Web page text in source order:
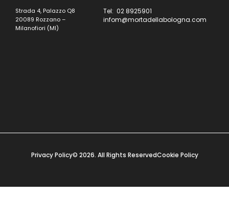
Strada 4, Palazzo Q8
20089 Rozzano –
Milanofiori (MI)
Tel: 02 8925901
infom@mortadellabologna.com
Privacy Policy© 2026. All Rights ReservedCookie Policy